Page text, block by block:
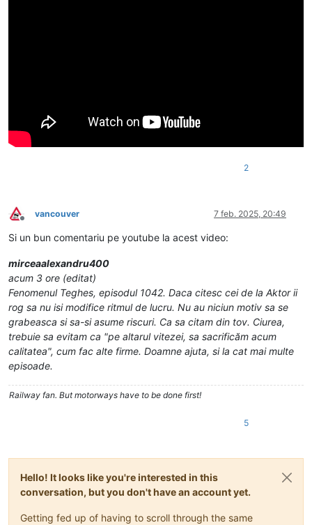
2
Deconectat
vancouver 7 feb. 2025, 20:49
Si un bun comentariu pe youtube la acest video:
mirceaalexandru400
acum 3 ore (editat)
Fenomenul Teghes, episodul 1042. Daca citesc cei de la Aktor ii
rog sa nu isi modifice ritmul de lucru. Nu au niciun motiv sa se
grabeasca si sa-si asume riscuri. Ca sa citam din tov. Ciurea,
trebuie sa evitam ca "pe altarul vitezei, sa sacrificăm acum
calitatea", cum fac alte firme. Doamne ajuta, si la cat mai multe
episoade.
Railway fan. But motorways have to be done first!
5
Hello! It looks like you're interested in this
conversation, but you don't have an account yet.
Getting fed up of having to scroll through the same